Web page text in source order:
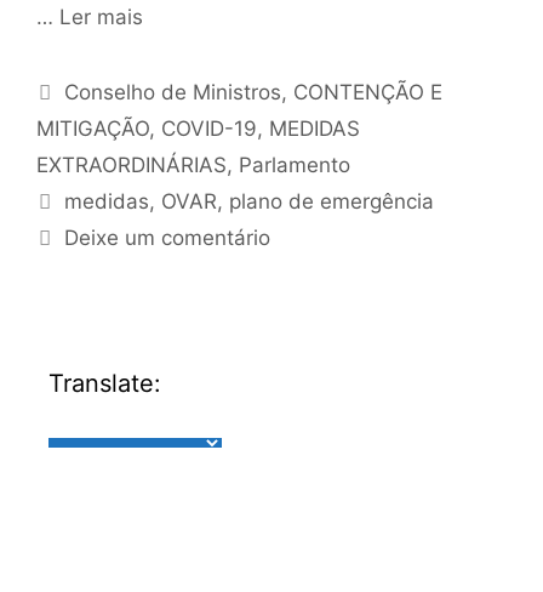
… Ler mais
Conselho de Ministros, CONTENÇÃO E
MITIGAÇÃO, COVID-19, MEDIDAS
EXTRAORDINÁRIAS, Parlamento
medidas, OVAR, plano de emergência
Deixe um comentário
Translate: